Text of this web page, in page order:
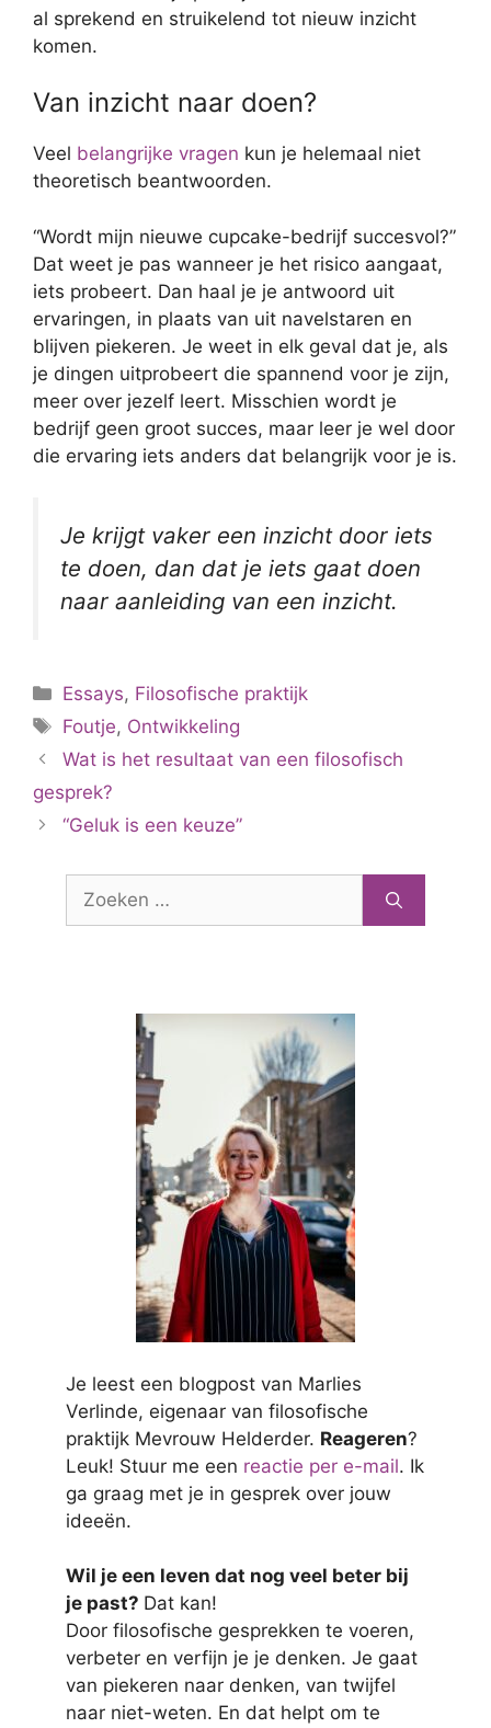
al sprekend en struikelend tot nieuw inzicht
komen.
Van inzicht naar doen?
Veel belangrijke vragen kun je helemaal niet
theoretisch beantwoorden.
“Wordt mijn nieuwe cupcake-bedrijf succesvol?”
Dat weet je pas wanneer je het risico aangaat,
iets probeert. Dan haal je je antwoord uit
ervaringen, in plaats van uit navelstaren en
blijven piekeren. Je weet in elk geval dat je, als
je dingen uitprobeert die spannend voor je zijn,
meer over jezelf leert. Misschien wordt je
bedrijf geen groot succes, maar leer je wel door
die ervaring iets anders dat belangrijk voor je is.
Je krijgt vaker een inzicht door iets
te doen, dan dat je iets gaat doen
naar aanleiding van een inzicht.
Categorieën
Essays, Filosofische praktijk
Tags
Foutje, Ontwikkeling
Wat is het resultaat van een filosofisch
gesprek?
“Geluk is een keuze”
Zoek
Je leest een blogpost van Marlies
Verlinde, eigenaar van filosofische
praktijk Mevrouw Helderder. Reageren?
Leuk! Stuur me een reactie per e-mail. Ik
ga graag met je in gesprek over jouw
ideeën.
Wil je een leven dat nog veel beter bij
je past? Dat kan!
Door filosofische gesprekken te voeren,
verbeter en verfijn je je denken. Je gaat
van piekeren naar denken, van twijfel
naar niet-weten. En dat helpt om te